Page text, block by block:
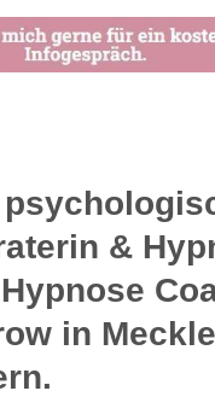
&
in